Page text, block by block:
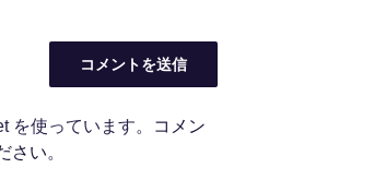
を使っています。
コメン
さい。